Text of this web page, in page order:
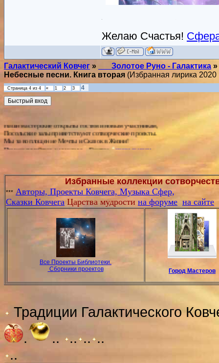
Желаю Счастья!
Галактический Ковчег » ___Золотое Руно - Галактика »
Небесные песни. Книга вторая (Избранная лирика 2020
Страница 4 из 4 « 1 2 3 4
Друзья! Вы оказались на борту сказочного космолёта
"Галактический Ковчег" - это проект сотворчества мастеров
НАУКА-ИСКУССТВО-СКАЗКИ.
Посольские залы приветствуют сотворческие проекты.
Мы за воплощение Мечты и Сказок в Жизни!
Присоединяйтесь к участию. - Гостям
первые шаги
Избранные коллекции
*** Авторы, Проекты Ковчега, Музыка Сфер,
Сказки Ковчега Царства мудрости на форуме на сайте
Все Проекты Библиотеки.
Сборники проектов
Город Мастеров
Традиции Галактического
.
.. .. .. ..
..